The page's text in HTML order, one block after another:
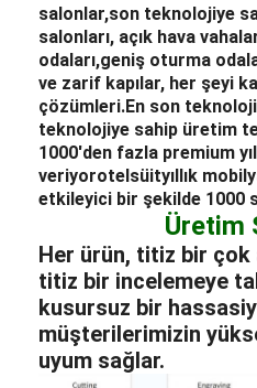
salonlar,son teknolojiye
salonları, açık hava
odaları,geniş oturma
ve zarif kapılar, her şeyi
çözümleri.En son
teknolojiye sahip üretim
1000'den fazla premium
veriyorotel süityıllık
etkileyici bir şekilde 1000
Üretim
Her ürün, titiz bir çok
titiz bir incelemeye
kusursuz bir
müşterilerimizin
uyum sağlar.